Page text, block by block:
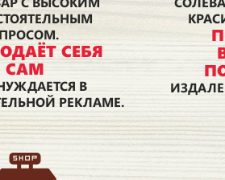
СЕБЯ
САМ
В
РЕКЛАМЕ.